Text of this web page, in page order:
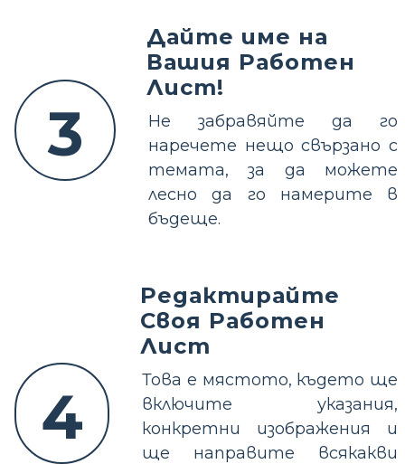
3
Дайте име на
Вашия Работен
Лист!
Не забравяйте да го
наречете нещо свързано с
темата, за да можете
лесно да го намерите в
бъдеще.
4
Редактирайте
Своя Работен
Лист
Това е мястото, където ще
включите указания,
конкретни изображения и
ще направите всякакви